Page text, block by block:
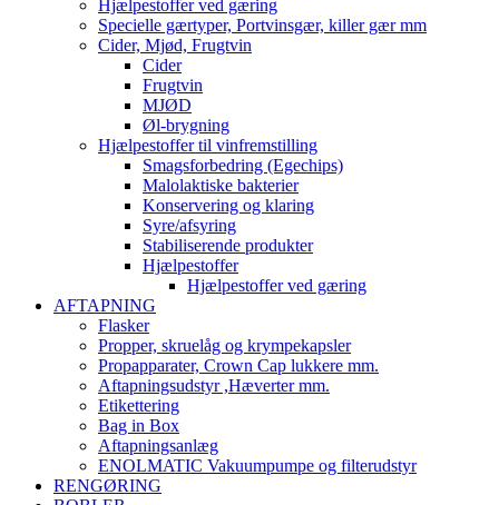
Hjælpestoffer ved gæring
Specielle gærtyper, Portvinsgær, killer gær mm
Cider, Mjød, Frugtvin
Cider
Frugtvin
MJØD
Øl-brygning
Hjælpestoffer til vinfremstilling
Smagsforbedring (Egechips)
Malolaktiske bakterier
Konservering og klaring
Syre/afsyring
Stabiliserende produkter
Hjælpestoffer
Hjælpestoffer ved gæring
AFTAPNING
Flasker
Propper, skruelåg og krympekapsler
Propapparater, Crown Cap lukkere mm.
Aftapningsudstyr ,Hæverter mm.
Etikettering
Bag in Box
Aftapningsanlæg
ENOLMATIC Vakuumpumpe og filterudstyr
RENGØRING